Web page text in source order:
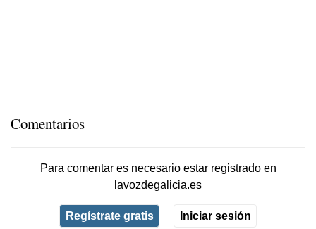
Comentarios
Para comentar es necesario estar registradoen
lavozdegalicia.es
Regístrate gratis Iniciar sesión